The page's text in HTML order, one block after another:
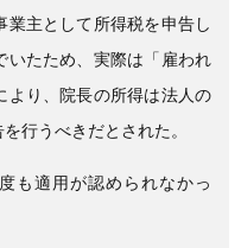
業主として所得税を申告し
いたため、実際は「雇われ
より、院長の所得は法人の
行うべきだとされた。
も適用が認められなかっ